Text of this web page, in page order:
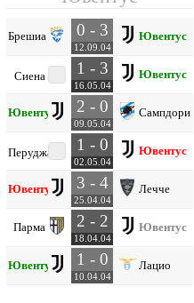
Брешиа 0 - 3
12.09.04
Ювентус
Сиена 1 - 3
16.05.04
Ювентус
Ювентус 2 - 0
09.05.04
Сампдория
Перуджа 1 - 0
02.05.04
Ювентус
Ювентус 3 - 4
25.04.04
Лечче
Парма 2 - 2
18.04.04
Ювентус
Ювентус 1 - 0
10.04.04
Лацио